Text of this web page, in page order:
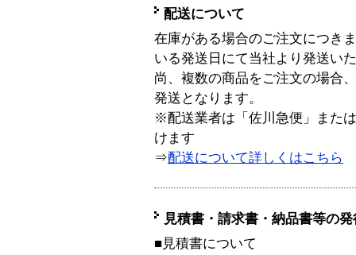
配送について
在庫がある場合のご注文につき
いる発送日にて当社より発送い
尚、複数の商品をご注文の場合
発送となります。
※配送業者は「佐川急便」また
けます
⇒配送について詳しくはこちら
見積書・請求書・納品書等の
■見積書について